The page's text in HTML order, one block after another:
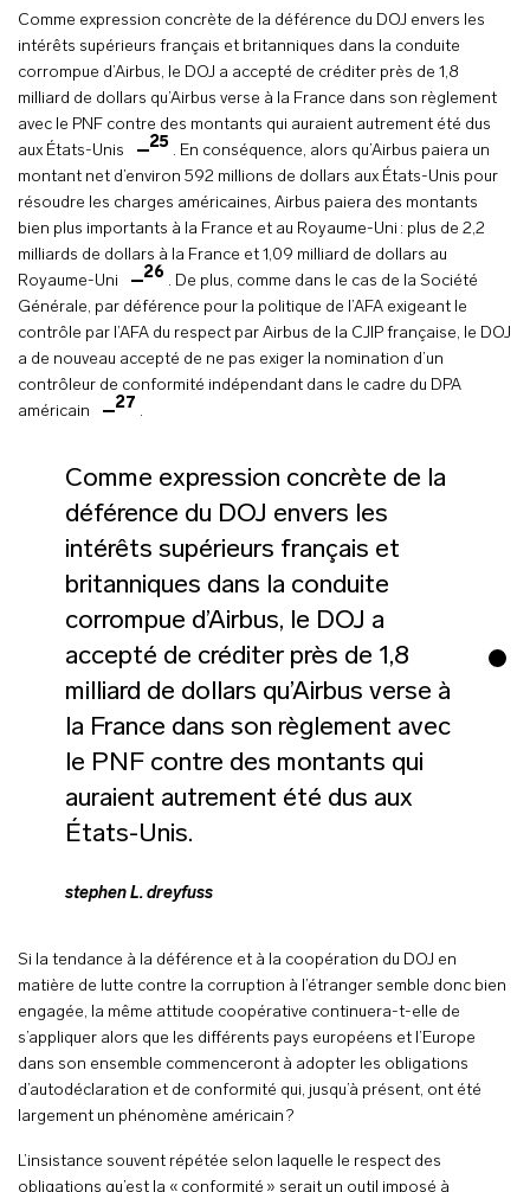
Comme expression concrète de la déférence du DOJ envers les
intérêts supérieurs français et britanniques dans la conduite
corrompue d’Airbus, le DOJ a accepté de créditer près de 1,8
milliard de dollars qu’Airbus verse à la France dans son règlement
avec le PNF contre des montants qui auraient autrement été dus
aux États-Unis
25 . En conséquence, alors qu’Airbus paiera un
montant net d’environ 592 millions de dollars aux États-Unis pour
résoudre les charges américaines, Airbus paiera des montants
bien plus importants à la France et au Royaume-Uni : plus de 2,2
milliards de dollars à la France et 1,09 milliard de dollars au
Royaume-Uni
26 . De plus, comme dans le cas de la Société
Générale, par déférence pour la politique de l’AFA exigeant le
contrôle par l’AFA du respect par Airbus de la CJIP française, le DOJ
a de nouveau accepté de ne pas exiger la nomination d’un
contrôleur de conformité indépendant dans le cadre du DPA
américain
27 .
Comme expression concrète de la
déférence du DOJ envers les
intérêts supérieurs français et
britanniques dans la conduite
corrompue d’Airbus, le DOJ a
accepté de créditer près de 1,8
milliard de dollars qu’Airbus verse à
la France dans son règlement avec
le PNF contre des montants qui
auraient autrement été dus aux
États-Unis.
stephen L. dreyfuss
Si la tendance à la déférence et à la coopération du DOJ en
matière de lutte contre la corruption à l’étranger semble donc bien
engagée, la même attitude coopérative continuera-t-elle de
s’appliquer alors que les différents pays européens et l’Europe
dans son ensemble commenceront à adopter les obligations
d’autodéclaration et de conformité qui, jusqu’à présent, ont été
largement un phénomène américain ?
L’insistance souvent répétée selon laquelle le respect des
obligations qu’est la « conformité » serait un outil imposé à